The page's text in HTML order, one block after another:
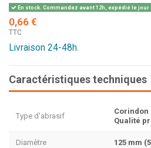
En stock. Commandez avant 12h, expédié le jour
0,66 €
TTC
Livraison 24-48h.
Caractéristiques techniques
Type d'abrasif
Qualité
Diamètre 125 mm